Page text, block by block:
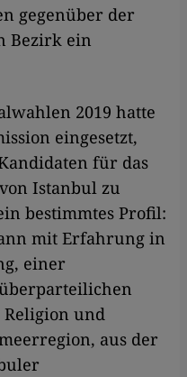
gegenüber der
Bezirk ein
2019 hatte
eingesetzt,
für das
Istanbul zu
bestimmtes Profil:
mit Erfahrung in
einer
Religion und
aus der